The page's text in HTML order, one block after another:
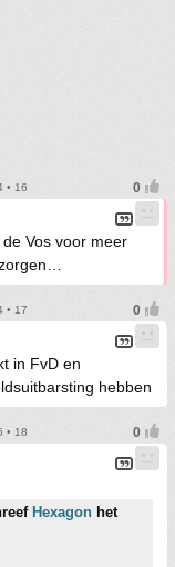
• 16
Vos voor meer
• 17
in FvD en
hebben
• 18
Hexagon het